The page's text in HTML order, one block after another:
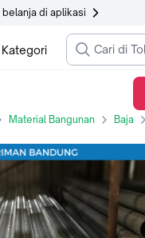
belanja di aplikasi
Kategori
Material Bangunan Baja